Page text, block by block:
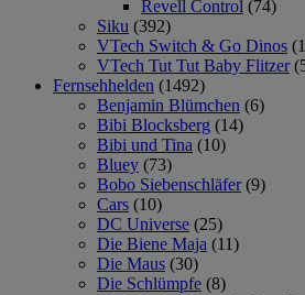
Revell Control (74)
Siku (392)
VTech Switch & Go Dinos
VTech Tut Tut Baby Flitzer
Fernsehhelden (1492)
Benjamin Blümchen (6)
Bibi Blocksberg (14)
Bibi und Tina (10)
Bluey (73)
Bobo Siebenschläfer (9)
Cars (10)
DC Universe (25)
Die Biene Maja (11)
Die Maus (30)
Die Schlümpfe (8)